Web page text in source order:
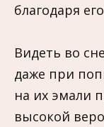
благодаря
Видеть во
даже при
на их эмали
высокой